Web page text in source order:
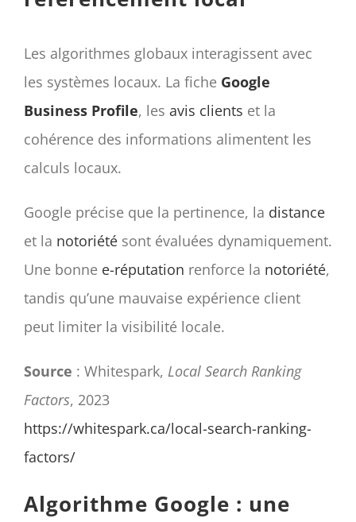
Les algorithmes globaux interagissent avec
les systèmes locaux. La fiche Google
Business Profile, les avis clients et la
cohérence des informations alimentent les
calculs locaux.
Google précise que la pertinence, la distance
et la notoriétésont évaluées dynamiquement.
Une bonne e-réputation renforce la notoriété,
tandis qu’une mauvaise expérience client
peut limiter la visibilité locale.
Source : Whitespark, Local Search Ranking
Factors, 2023
https://whitespark.ca/local-search-ranking-
factors/
Algorithme Google : une